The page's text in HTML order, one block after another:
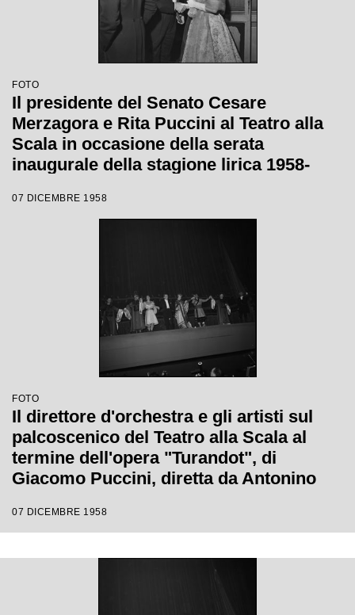
FOTO
Il presidente del Senato Cesare
Merzagora e Rita Puccini al Teatro alla
Scala in occasione della serata
inaugurale della stagione lirica 1958-
Puccini, diretta da Antonino Votto con la
regia di Margherita Wallmann
07 DICEMBRE 1958
FOTO
Il direttore d'orchestra e gli artisti sul
palcoscenico del Teatro alla Scala al
termine dell'opera "Turandot", di
Giacomo Puccini, diretta da Antonino
Wallmann, che inaugura la stagione
07 DICEMBRE 1958